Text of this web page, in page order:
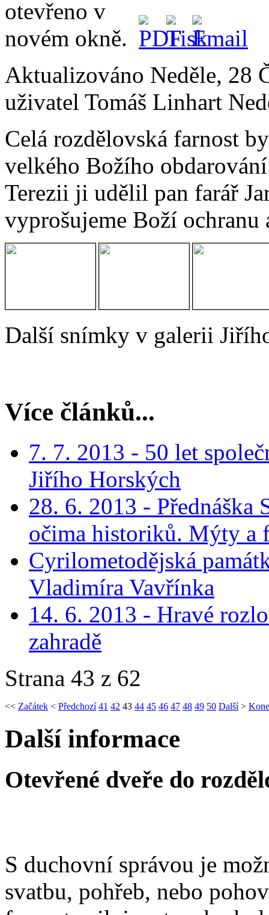
Aktualizováno Neděle, 28
uživatel Tomáš Linhart
Celá rozdělovská farnost
velkého Božího
Terezii ji udělil pan farář
vyprošujeme Boží ochranu
Další snímky v galerii
Více článků...
7. 7. 2013 - 50 let
Jiřího Horských
28. 6. 2013 - Přednáška
očima historiků. Mýty a
Cyrilometodějská
Vladimíra Vavřínka
14. 6. 2013 - Hravé
zahradě
Strana 43 z 62
<< Začátek < Předchozí 41 42 43 44 45 46 47 48 49 50 Další>
Další informace
Otevřené dveře do
S duchovní správou je
svatbu, pohřeb, nebo